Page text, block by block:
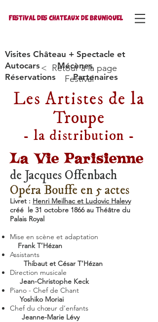
FESTIVAL DES CHATEAUX DE BRUNIQUEL
Visites Château + Spectacle et
Autocars
Mécènes
Réservations
Partenaires
< Retour à la page
Festival
Les Artistes de la
Troupe
- la distribution -
La Vie Parisienne
de Jacques Offenbach
Opéra Bouffe en 5 actes
Livret : Henri Meilhac et Ludovic Halevy
créé le 31 octobre 1866 au Théâtre du
Palais Royal
Mise en scène et adaptation
Frank T’Hézan
Assistants
Thibaut et César T’Hézan
Direction musicale
Jean-Christophe Keck
Piano - Chef de Chant
Yoshiko Moriai
Chef du chœur d’enfants
Jeanne-Marie Lévy